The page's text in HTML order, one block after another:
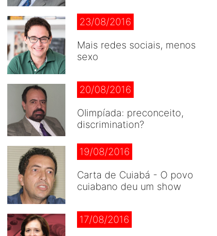
23/08/2016
Mais redes sociais, menos
sexo
20/08/2016
Olimpíada: preconceito,
discrimination?
19/08/2016
Carta de Cuiabá - O povo
cuiabano deu um show
17/08/2016